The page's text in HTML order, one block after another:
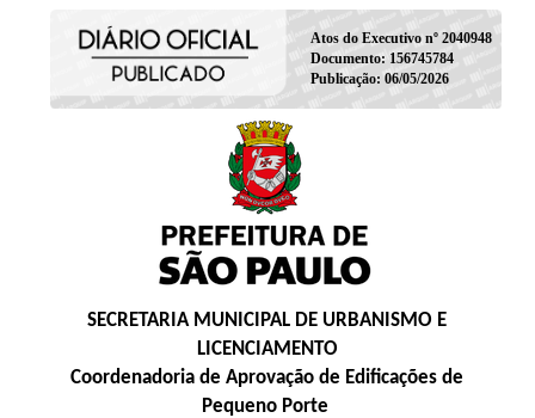
Atos do Executivo nº 2040948
Documento: 156745784
Publicação: 06/05/2026
SECRETARIA MUNICIPAL DE URBANISMO E
LICENCIAMENTO
Coordenadoria de Aprovação de Edificações de
Pequeno Porte